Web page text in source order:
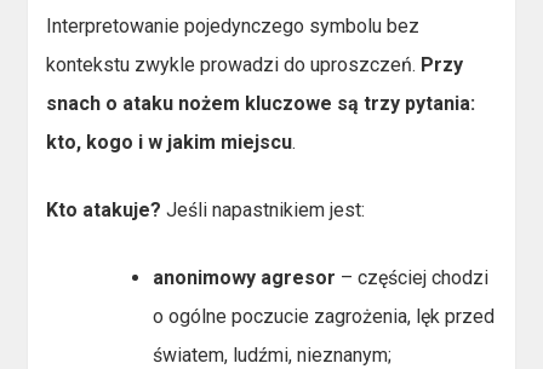
Interpretowanie pojedynczego symbolu bez
kontekstu zwykle prowadzi do uproszczeń. Przy
snach o ataku nożem kluczowe są trzy pytania:
kto, kogo i w jakim miejscu.
Kto atakuje? Jeśli napastnikiem jest:
anonimowy agresor – częściej chodzi
o ogólne poczucie zagrożenia, lęk przed
światem, ludźmi, nieznanym;